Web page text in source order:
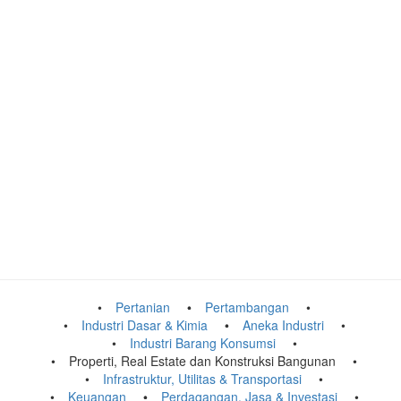
Pertanian
Pertambangan
Industri Dasar & Kimia
Aneka Industri
Industri Barang Konsumsi
Properti, Real Estate dan Konstruksi Bangunan
Infrastruktur, Utilitas & Transportasi
Keuangan
Perdagangan, Jasa & Investasi